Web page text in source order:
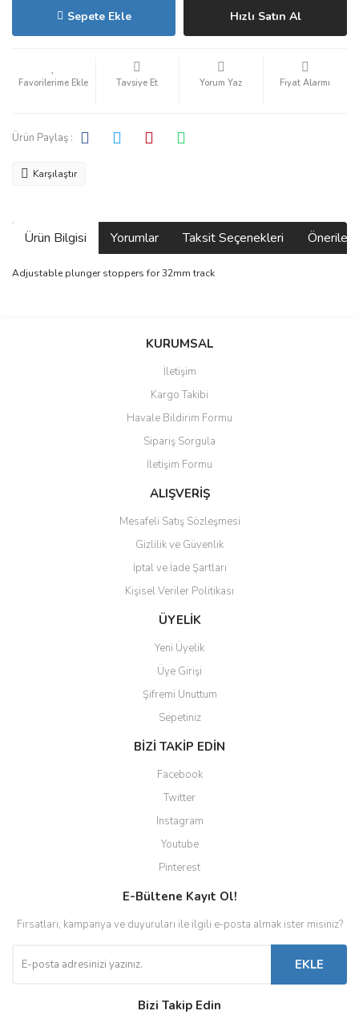
Sepete Ekle Hızlı Satın Al
Tavsiye Et Yorum Yaz Fiyat Alarmı
Ürün Paylaş :
Karşılaştır
Ürün Bilgisi Yorumlar Taksit Seçenekleri
Adjustable plunger stoppers for 32mm track
Bu ürüne ilk yorumu siz yapın!
Ürün resmi kalitesiz, bozuk veya görüntülenemiyor.
Ürün açıklamasında eksik bilgiler bulunuyor.
Ürün bilgilerinde hatalar bulunuyor.
Ürün fiyatı diğer sitelerden daha pahalı.
Bu ürüne benzer farklı alternatifler olmalı.
Gönder
KURUMSAL
İletişim
Kargo Takibi
Havale Bildirim Formu
Sipariş Sorgula
İletişim Formu
ALIŞVERİŞ
Mesafeli Satış Sözleşmesi
Gizlilik ve Güvenlik
İptal ve İade Şartları
Kişisel Veriler Politikası
ÜYELİK
Yeni Üyelik
Üye Girişi
Şifremi Unuttum
Sepetiniz
BİZİ TAKİP EDİN
Facebook
Twitter
Instagram
Youtube
Pinterest
E-Bültene Kayıt Ol!
Fırsatları, kampanya ve duyuruları ile ilgili e-posta almak ister misiniz?
EKLE
Bizi Takip Edin